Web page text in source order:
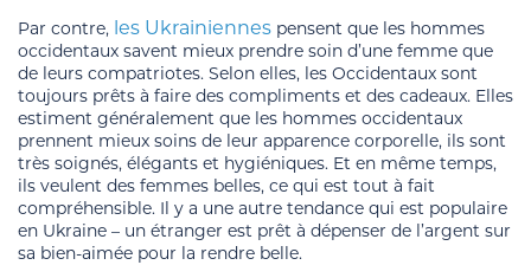
Par contre, les Ukrainiennes pensent que les hommes
occidentaux savent mieux prendre soin d’une femme que
de leurs compatriotes. Selon elles, les Occidentaux sont
toujours prêts à faire des compliments et des cadeaux. Elles
estiment généralement que les hommes occidentaux
prennent mieux soins de leur apparence corporelle, ils sont
très soignés, élégants et hygiéniques. Et en même temps,
ils veulent des femmes belles, ce qui est tout à fait
compréhensible. Il y a une autre tendance qui est populaire
en Ukraine – un étranger est prêt à dépenser de l’argent sur
sa bien-aimée pour la rendre belle.